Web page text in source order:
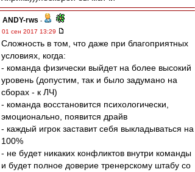
ANDY-rws -
01 сен 2017 13:29
Сложность в том, что даже при благоприятных
условиях, когда:
- команда физически выйдет на более высокий
уровень (допустим, так и было задумано на
сборах - к ЛЧ)
- команда восстановится психологически,
эмоционально, появится драйв
- каждый игрок заставит себя выкладываться на
100%
- не будет никаких конфликтов внутри команды
и будет полное доверие тренерскому штабу со